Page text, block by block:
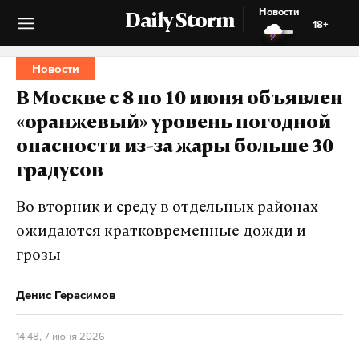
Daily Storm
Новости
18+
Новости
В Москве с 8 по 10 июня объявлен
«оранжевый» уровень погодной
опасности из-за жары больше 30
градусов
Во вторник и среду в отдельных районах
ожидаются кратковременные дожди и
грозы
Денис Герасимов
14:48, 7 июня 2026